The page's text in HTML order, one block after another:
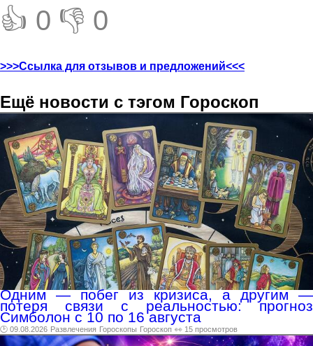
👍 0 👎 0
>>>Ссылка для отзывов и предложений<<<
Ещё новости с тэгом Гороскоп
Одним — побег из кризиса, а другим —
потеря связи с реальностью: прогноз
Симболон с 10 по 16 августа
🕑 09.08.2026 Развлечения Гороскопы Гороскоп 👀 15 просмотров